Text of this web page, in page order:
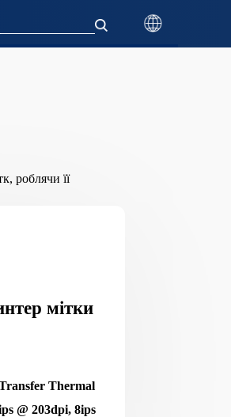
роблячи її
мітки
Thermal
@ 203dpi, 8ips